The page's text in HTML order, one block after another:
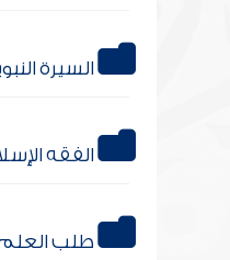
السيرة
الفقه
طلب العلم